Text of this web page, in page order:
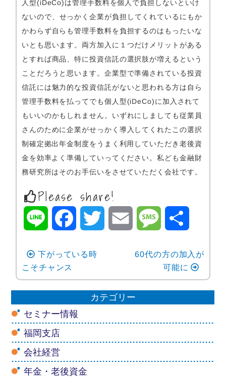
人型(iDeCo)は管理手数料を個人で負担しないといけ
ないので、せっかく企業が負担してくれているにもか
かわらず自らも管理手数料を負担するのはもったいな
いとも思います。両方加入に１つだけメリットがある
とすれば商品、特に投資信託の選択肢が増えるという
ことだろうと思います。企業型で準備されている投資
信託には魅力的な投資信託がないと思われる方は自ら
管理手数料を払ってでも個人型(iDeCo)に加入されて
もいいのかもしれません。いずれにしましても従業員
さんのために企業がせっかく導入してくれたこの選択
制確定拠出年金制度をうまく利用していただき老後資
金を効率よく準備していってください。私ども金融財
務研究所はそのお手伝いをさせていただく会社です。
Please share!
n
e e
b
o
t
r
E
i
s
s
e
下がっている時
こそチャンス
60代の方の加入が
可能に
カテゴリー
セミナー情報
福岡支店
会社経営
年金・老後資金